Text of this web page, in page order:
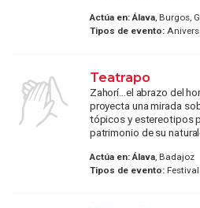
Actúa en: Álava, Burgos,
Tipos de evento:
Teatrapo
Zahorí...el abrazo del
proyecta una mirada
tópicos y estereotipos
patrimonio de su
Actúa en: Álava, Badajoz
Tipos de evento: